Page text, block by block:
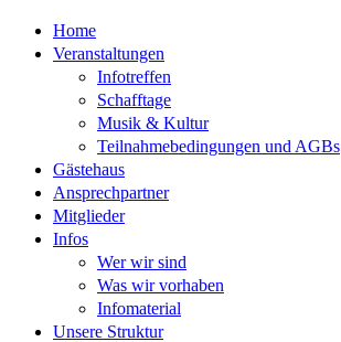
Home
Veranstaltungen
Infotreffen
Schafftage
Musik & Kultur
Teilnahmebedingungen und AGBs
Gästehaus
Ansprechpartner
Mitglieder
Infos
Wer wir sind
Was wir vorhaben
Infomaterial
Unsere Struktur